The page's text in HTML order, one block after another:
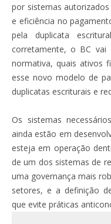
por sistemas
e eficiência no
pela duplicata
corretamente, o BC
normativa, quais ativos
esse novo modelo de
duplicatas escriturais e
Os sistemas
ainda estão em
esteja em operação
de um dos sistemas de
uma governança mais
setores, e a definição
que evite práticas